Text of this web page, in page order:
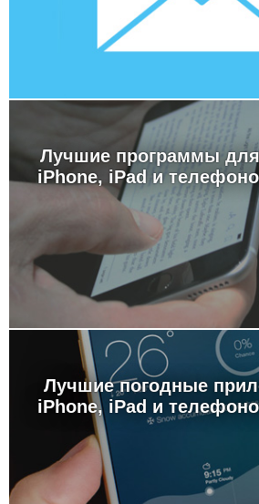
Лучшие программы
iPhone, iPad и
Лучшие погодные
iPhone, iPad и